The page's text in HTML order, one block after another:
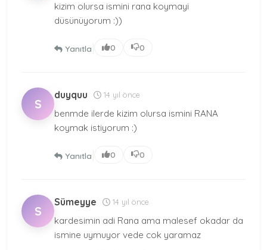
kizim olursa ismini rana koymayi
düsünüyorum :))
Yanıtla 0 0
S
duyquu 14 yıl önce
benmde ilerde kizim olursa ismini RANA
koymak istiyorum :)
Yanıtla 0 0
S
Sümeyye 14 yıl önce
kardesimin adi Rana ama malesef okadar da
ismine uymuyor vede cok yaramaz